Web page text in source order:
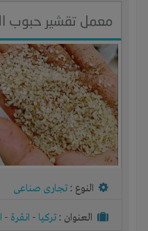
معمل تقشير حبوب
النوع : تجارى صناعى
العنوان : تركيا - انقرة -